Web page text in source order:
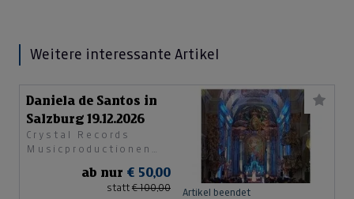
Weitere interessante Artikel
Daniela de Santos in
Salzburg 19.12.2026
Crystal Records
Musicproductionen
ab nur € 50,00
statt € 100,00 Artikel beendet